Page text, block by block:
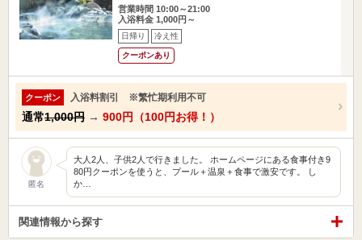
営業時間 10:00～21:00
入浴料金 1,000円～
日帰り 冷え性
クーポンあり
クーポン 入浴料割引 ※繁忙期利用不可
通常1,000円 → 900円（100円お得！）
匿名
大人2人、子供2人で行きました。 ホームページにある食事付き9
80円クーポンを使うと、プール＋温泉＋食事で激安です。 し
か…
関連情報から探す